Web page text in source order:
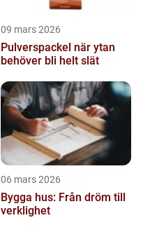
09 mars 2026
Pulverspackel när ytan
behöver bli helt slät
06 mars 2026
Bygga hus: Från dröm till
verklighet